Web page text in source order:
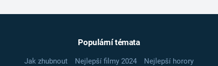
Populární témata
Jak zhubnout Nejlepší filmy 2024
Nejlepší horory